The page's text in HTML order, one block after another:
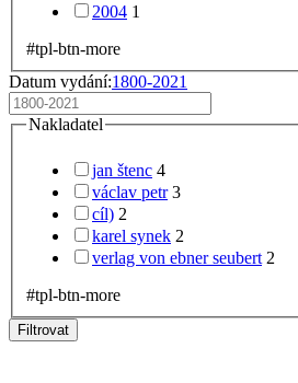
2004 1
#tpl-btn-more
Datum vydání:1800-2021
Nakladatel
jan štenc 4
václav petr 3
cíl) 2
karel synek 2
verlag von ebner seubert 2
#tpl-btn-more
Filtrovat